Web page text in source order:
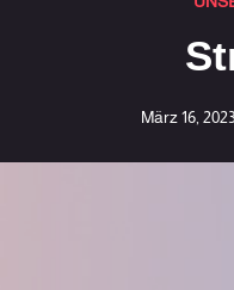
März 16,